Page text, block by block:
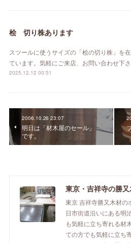
桧 切り株あります
スツールに使うサイズの「桧の切り株」を
ています。気軽にご来店、お問い合わせ下さ
2025.12.12 00:51
2006.10.26 23:07
明日は「材木屋のセール」
です。
東京 吉祥寺勝又木材の
日市街道沿いにある明
も気軽に立ち寄れる材
ての方でも気軽に立ち